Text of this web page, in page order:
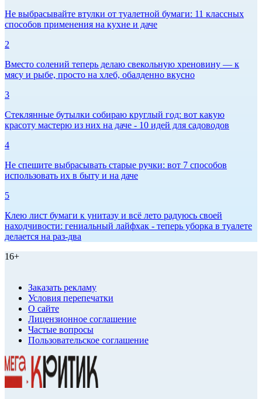
Не выбрасывайте втулки от туалетной бумаги: 11 классных
способов применения на кухне и даче
2
Вместо солений теперь делаю свекольную хреновину — к
мясу и рыбе, просто на хлеб, обалденно вкусно
3
Стеклянные бутылки собираю круглый год: вот какую
красоту мастерю из них на даче - 10 идей для садоводов
4
Не спешите выбрасывать старые ручки: вот 7 способов
использовать их в быту и на даче
5
Клею лист бумаги к унитазу и всё лето радуюсь своей
находчивости: гениальный лайфхак - теперь уборка в туалете
делается на раз-два
16+
Заказать рекламу
Условия перепечатки
О сайте
Лицензионное соглашение
Частые вопросы
Пользовательское соглашение